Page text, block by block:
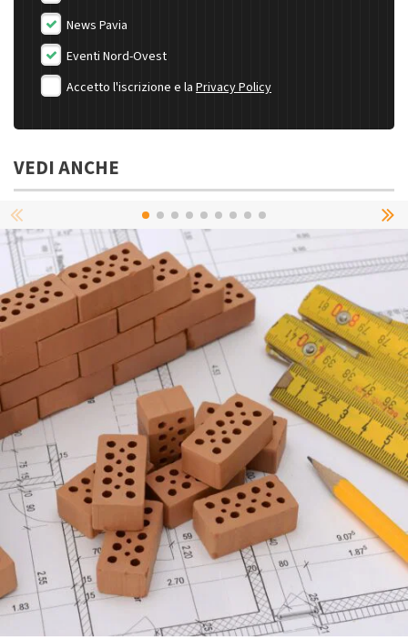
News Pavia
Eventi Nord-Ovest
Accetto l'iscrizione e la Privacy Policy
VEDI ANCHE